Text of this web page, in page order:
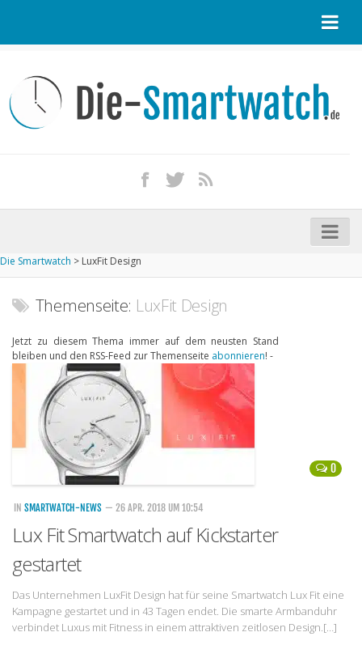
Kontakt / Tipp geben
Impressum
iPhone kaufen
Startseite
Aktuelle Smartwatches im Test
Marken und Modelle
Handytarife
BASE
Smartphonetarife
Datentarife
o2
Smartphonetarife
Flatrate-Prepaidtarife
Die Smartwatch > LuxFit Design
Themenseite: LuxFit Design
Jetzt zu diesem Thema immer auf dem neusten Stand
bleiben und den RSS-Feed zur Themenseite abonnieren! -
0
IN SMARTWATCH-NEWS — 26 APR. 2018 UM 10:54
Lux Fit Smartwatch auf Kickstarter
gestartet
Das Unternehmen LuxFit Design hat für seine Smartwatch Lux Fit eine
Kampagne gestartet und in 43 Tagen endet. Die smarte Armbanduhr
verbindet Luxus mit Fitness in einem attraktiven zeitlosen Design.[…]